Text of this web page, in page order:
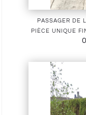
passager de
pièce unique